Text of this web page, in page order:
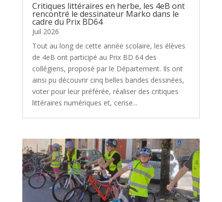
Critiques littéraires en herbe, les 4eB ont
rencontré le dessinateur Marko dans le
cadre du Prix BD64
Juil 2026
Tout au long de cette année scolaire, les élèves
de 4eB ont participé au Prix BD 64 des
collégiens, proposé par le Département. Ils ont
ainsi pu découvrir cinq belles bandes dessinées,
voter pour leur préférée, réaliser des critiques
littéraires numériques et, cerise...